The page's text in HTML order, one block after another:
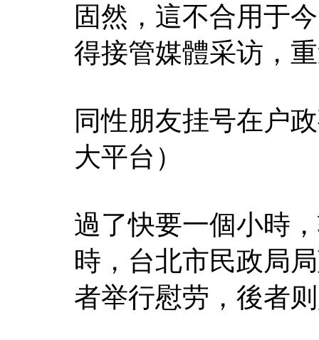
固然，這不合用于
得接管媒體采访，
同性朋友挂号在户
大平台）
過了快要一個小時
時，台北市民政局
者举行慰劳，後者